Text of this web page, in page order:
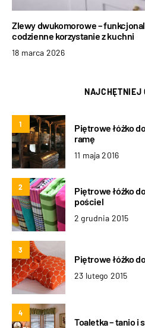
Zlewy dwukomorowe –
codzienne korzystanie z kuchni
18 marca 2026
NAJCHĘTNIEJ
1
Piętrowe łóżko
ramę
11 maja 2016
2
Piętrowe łóżko
pościel
2 grudnia 2015
3
Piętrowe łóżko
23 lutego 2015
4
Toaletka – tanio i